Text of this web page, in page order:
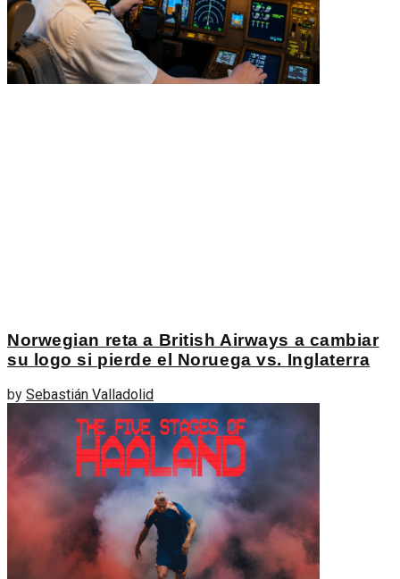
Norwegian reta a British Airways a cambiar
su logo si pierde el Noruega vs. Inglaterra
by Sebastián Valladolid